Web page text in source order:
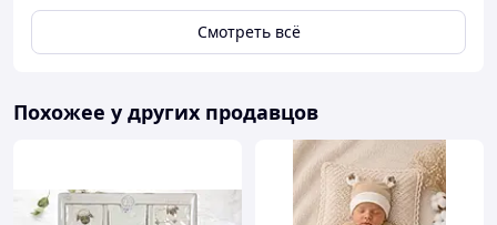
Смотреть всё
Похожее у других продавцов